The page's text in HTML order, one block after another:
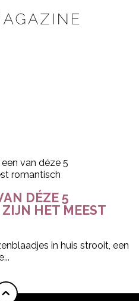
DÉZE 5
HET MEEST
in huis strooit, een